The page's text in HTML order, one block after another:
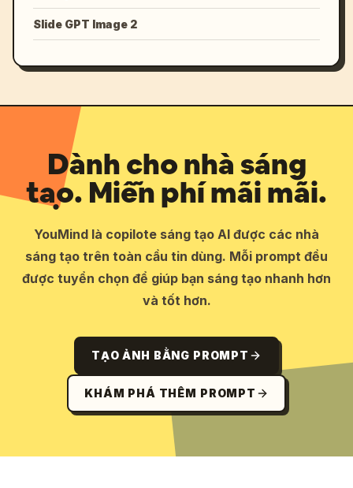
Slide GPT Image 2
Dành cho nhà sáng
tạo. Miễn phí mãi mãi.
YouMind là copilote sáng tạo AI được các nhà
sáng tạo trên toàn cầu tin dùng. Mỗi prompt đều
được tuyển chọn để giúp bạn sáng tạo nhanh hơn
và tốt hơn.
TẠO ẢNH BẰNG PROMPT
KHÁM PHÁ THÊM PROMPT